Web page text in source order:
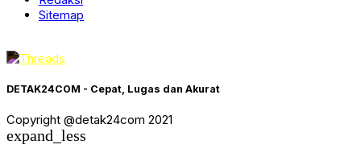
Sitemap
DETAK24COM - Cepat, Lugas dan Akurat
Copyright @detak24com 2021
expand_less